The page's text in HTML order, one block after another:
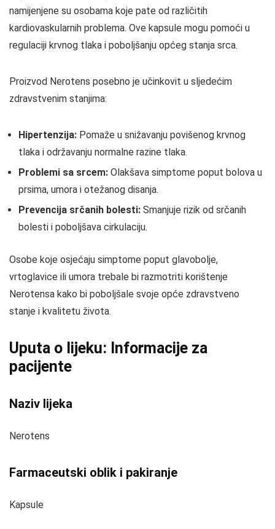
namijenjene su osobama koje pate od različitih
kardiovaskularnih problema. Ove kapsule mogu pomoći u
regulaciji krvnog tlaka i poboljšanju općeg stanja srca.
Proizvod Nerotens posebno je učinkovit u sljedećim
zdravstvenim stanjima:
Hipertenzija: Pomaže u snižavanju povišenog krvnog
tlaka i održavanju normalne razine tlaka.
Problemi sa srcem: Olakšava simptome poput bolova u
prsima, umora i otežanog disanja.
Prevencija srčanih bolesti: Smanjuje rizik od srčanih
bolesti i poboljšava cirkulaciju.
Osobe koje osjećaju simptome poput glavobolje,
vrtoglavice ili umora trebale bi razmotriti korištenje
Nerotensa kako bi poboljšale svoje opće zdravstveno
stanje i kvalitetu života.
Uputa o lijeku: Informacije za
pacijente
Naziv lijeka
Nerotens
Farmaceutski oblik i pakiranje
Kapsule